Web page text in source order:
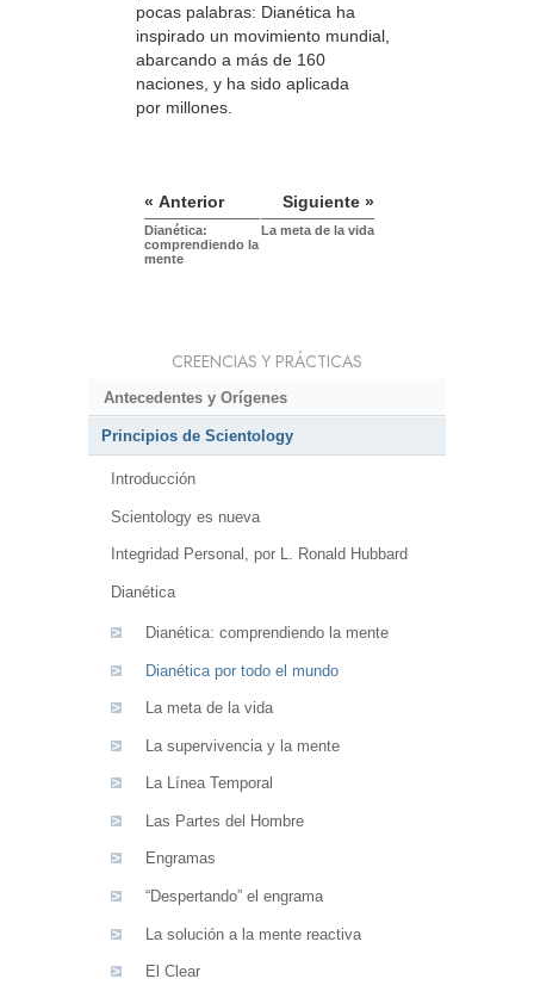
pocas palabras: Dianética ha
inspirado un movimiento mundial,
abarcando a más de 160
naciones, y ha sido aplicada
por millones.
« Anterior
Dianética:
comprendiendo la
mente
Siguiente »
La meta de la vida
CREENCIAS Y PRÁCTICAS
Antecedentes y Orígenes
Principios de Scientology
Introducción
Scientology es nueva
Integridad Personal, por L. Ronald Hubbard
Dianética
Dianética: comprendiendo la mente
Dianética por todo el mundo
La meta de la vida
La supervivencia y la mente
La Línea Temporal
Las Partes del Hombre
Engramas
“Despertando” el engrama
La solución a la mente reactiva
El Clear